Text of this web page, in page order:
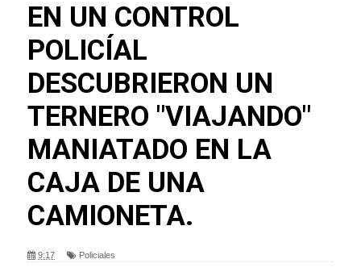
EN UN CONTROL
POLICÍAL
DESCUBRIERON UN
TERNERO "VIAJANDO"
MANIATADO EN LA
CAJA DE UNA
CAMIONETA.
9:17 Policiales